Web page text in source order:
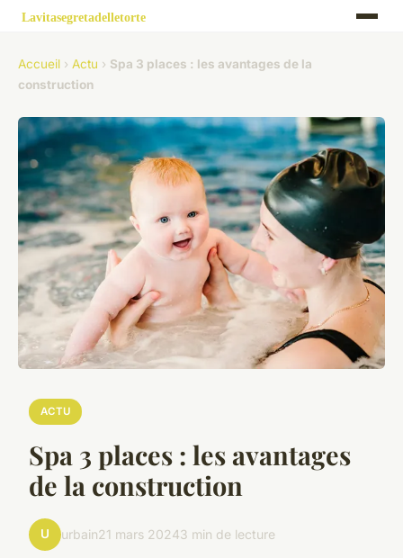
Accueil › Actu › Spa 3 places : les avantages de la
construction
ACTU
Spa 3 places : les avantages
de la construction
U urbain21 mars 20243 min de lecture